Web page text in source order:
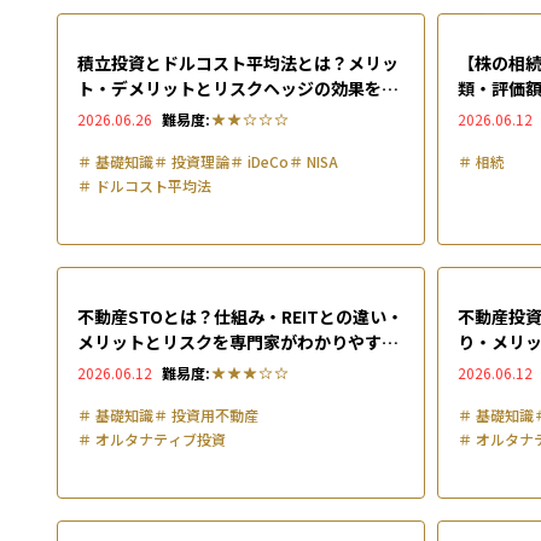
積立投資とドルコスト平均法とは？メリッ
ト・デメリットとリスクヘッジの効果をシ
ミュレーションで検証
2026.06.26 難易度:
＃ 基礎知識＃ 投資理論＃ iDeCo＃ NISA
＃ ドルコスト平均法
【株の相
類・評価
解説
2026.06.12
＃ 相続
不動産STOとは？仕組み・REITとの違い・
メリットとリスクを専門家がわかりやすく
解説
2026.06.12 難易度:
＃ 基礎知識＃ 投資用不動産
＃ オルタナティブ投資
不動産投
り・メリ
やすく解説
2026.06.12
＃ 基礎知識
＃ オルタナ